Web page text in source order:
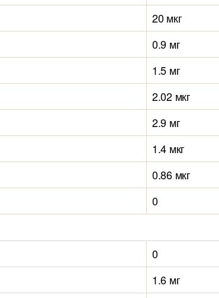
20 мкг
0.9 мг
1.5 мг
2.02 мкг
2.9 мг
1.4 мкг
0.86 мкг
0
0
1.6 мг